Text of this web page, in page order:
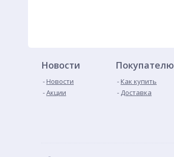
Новости
Новости
Акции
Покупателю
Как купить
Доставка